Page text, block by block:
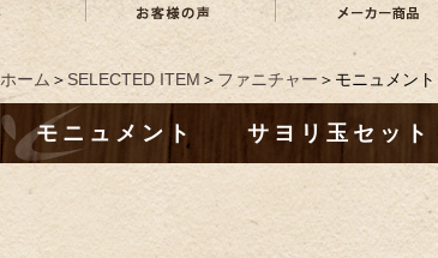
ホーム ＞SELECTED ITEM ＞ ファニチャー ＞モニュメ
モニュメント サヨリ玉セッ